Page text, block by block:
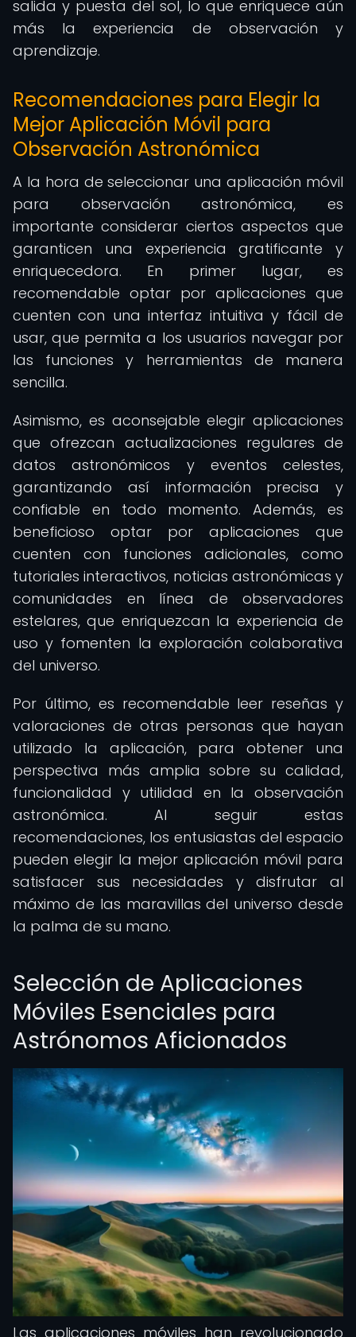
salida y puesta del sol, lo que enriquece aún
más la experiencia de observación y
aprendizaje.
Recomendaciones para Elegir la
Mejor Aplicación Móvil para
Observación Astronómica
A la hora de seleccionar una aplicación móvil
para observación astronómica, es
importante considerar ciertos aspectos que
garanticen una experiencia gratificante y
enriquecedora. En primer lugar, es
recomendable optar por aplicaciones que
cuenten con una interfaz intuitiva y fácil de
usar, que permita a los usuarios navegar por
las funciones y herramientas de manera
sencilla.
Asimismo, es aconsejable elegir aplicaciones
que ofrezcan actualizaciones regulares de
datos astronómicos y eventos celestes,
garantizando así información precisa y
confiable en todo momento. Además, es
beneficioso optar por aplicaciones que
cuenten con funciones adicionales, como
tutoriales interactivos, noticias astronómicas y
comunidades en línea de observadores
estelares, que enriquezcan la experiencia de
uso y fomenten la exploración colaborativa
del universo.
Por último, es recomendable leer reseñas y
valoraciones de otras personas que hayan
utilizado la aplicación, para obtener una
perspectiva más amplia sobre su calidad,
funcionalidad y utilidad en la observación
astronómica. Al seguir estas
recomendaciones, los entusiastas del espacio
pueden elegir la mejor aplicación móvil para
satisfacer sus necesidades y disfrutar al
máximo de las maravillas del universo desde
la palma de su mano.
Selección de Aplicaciones
Móviles Esenciales para
Astrónomos Aficionados
Las aplicaciones móviles han revolucionado